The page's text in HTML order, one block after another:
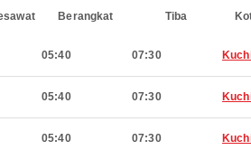
Berangkat Tiba
05:40 07:30
05:40 07:30
05:40 07:30